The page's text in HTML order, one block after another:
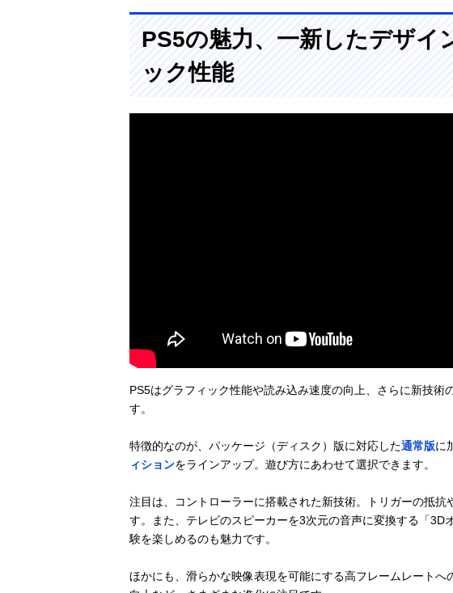
PS5の魅力、一新したデザイ
ック性能
PS5はグラフィック性能や読み込み速度の向上、さらに新技術
す。
特徴的なのが、パッケージ（ディスク）版に対応した通常版に
ィションをラインアップ。遊び方にあわせて選択できます。
注目は、コントローラーに搭載された新技術。トリガーの抵
す。また、テレビのスピーカーを3次元の音声に変換する「3D
験を楽しめるのも魅力です。
ほかにも、滑らかな映像表現を可能にする高フレームレート